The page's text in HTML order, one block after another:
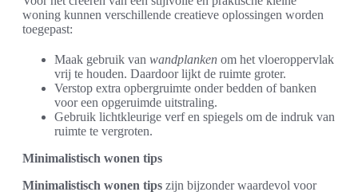
woning kunnen verschillende creatieve oplossingen worden
toegepast:
Maak gebruik van wandplanken om het vloeroppervlak
vrij te houden. Daardoor lijkt de ruimte groter.
Verstop extra opbergruimte onder bedden of banken
voor een opgeruimde uitstraling.
Gebruik lichtkleurige verf en spiegels om de indruk van
ruimte te vergroten.
Minimalistisch wonen tips
Minimalistisch wonen tips zijn bijzonder waardevol voor